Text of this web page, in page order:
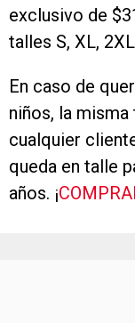
exclusivo de
talles S, XL, 2XL
En caso de
niños, la
cualquier
queda en talle
años. ¡